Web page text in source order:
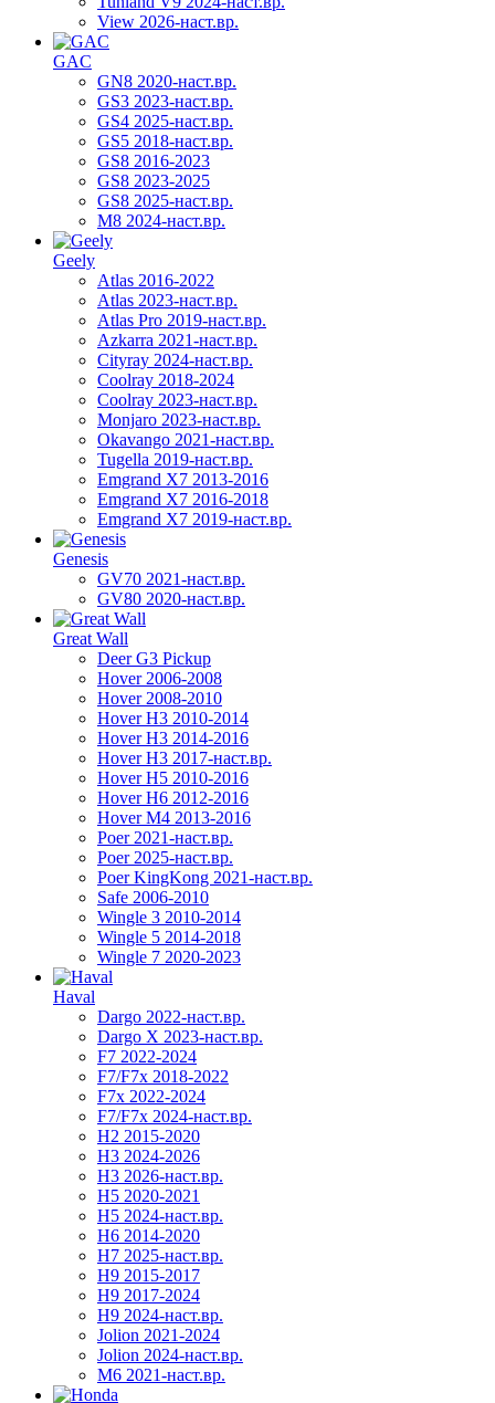
View 2026-наст.вр.
GAC
GN8 2020-наст.вр.
GS3 2023-наст.вр.
GS4 2025-наст.вр.
GS5 2018-наст.вр.
GS8 2016-2023
GS8 2023-2025
GS8 2025-наст.вр.
M8 2024-наст.вр.
Geely
Atlas 2016-2022
Atlas 2023-наст.вр.
Atlas Pro 2019-наст.вр.
Azkarra 2021-наст.вр.
Cityray 2024-наст.вр.
Coolray 2018-2024
Coolray 2023-наст.вр.
Monjaro 2023-наст.вр.
Okavango 2021-наст.вр.
Tugella 2019-наст.вр.
Emgrand Х7 2013-2016
Emgrand X7 2016-2018
Emgrand X7 2019-наст.вр.
Genesis
GV70 2021-наст.вр.
GV80 2020-наст.вр.
Great Wall
Deer G3 Pickup
Hover 2006-2008
Hover 2008-2010
Hover H3 2010-2014
Hover H3 2014-2016
Hover H3 2017-наст.вр.
Hover H5 2010-2016
Hover H6 2012-2016
Hover M4 2013-2016
Poer 2021-наст.вр.
Poer 2025-наст.вр.
Poer KingKong 2021-наст.вр.
Safe 2006-2010
Wingle 3 2010-2014
Wingle 5 2014-2018
Wingle 7 2020-2023
Haval
Dargo 2022-наст.вр.
Dargo X 2023-наст.вр.
F7 2022-2024
F7/F7x 2018-2022
F7x 2022-2024
F7/F7x 2024-наст.вр.
H2 2015-2020
H3 2024-2026
H3 2026-наст.вр.
H5 2020-2021
H5 2024-наст.вр.
H6 2014-2020
H7 2025-наст.вр.
H9 2015-2017
H9 2017-2024
H9 2024-наст.вр.
Jolion 2021-2024
Jolion 2024-наст.вр.
М6 2021-наст.вр.